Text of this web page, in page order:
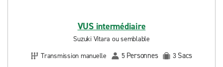
VUS intermédiaire
Suzuki Vitara ou semblable
Transmission manuelle
5 Personnes 3 Sacs